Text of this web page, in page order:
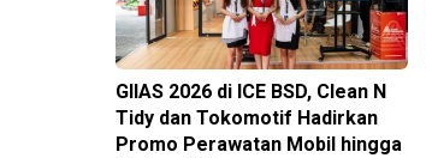
GIIAS 2026 di ICE BSD, Clean N
Tidy dan Tokomotif Hadirkan
Promo Perawatan Mobil hingga